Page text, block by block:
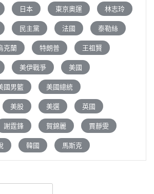
日本 東京奧運 林志玲
民主黨 法國 泰勒絲
克蘭 特朗普 王祖賢
美伊戰爭 美國
國男籃 美國總統
美股 美選 英國
謝霆鋒 賀錦麗 賈靜雯
韓國 馬斯克